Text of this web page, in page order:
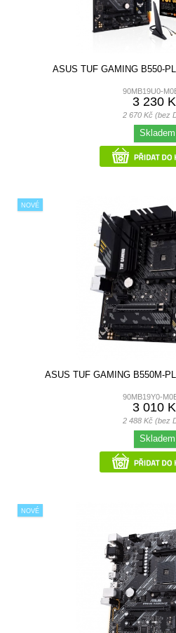
ASUS TUF GAMING B550-
90MB19U0-
3 230
2 670 Kč (bez
Skladem
NOVÉ
ASUS TUF GAMING B550M-
90MB19Y0-
3 010
2 488 Kč (bez
Skladem
NOVÉ